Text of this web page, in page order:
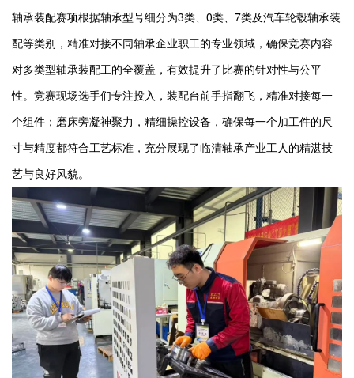
轴承装配赛项根据轴承型号细分为3类、0类、7类及汽车轮毂轴承装
配等类别，精准对接不同轴承企业职工的专业领域，确保竞赛内容
对多类型轴承装配工的全覆盖，有效提升了比赛的针对性与公平
性。竞赛现场选手们专注投入，装配台前手指翻飞，精准对接每一
个组件；磨床旁凝神聚力，精细操控设备，确保每一个加工件的尺
寸与精度都符合工艺标准，充分展现了临清轴承产业工人的精湛技
艺与良好风貌。